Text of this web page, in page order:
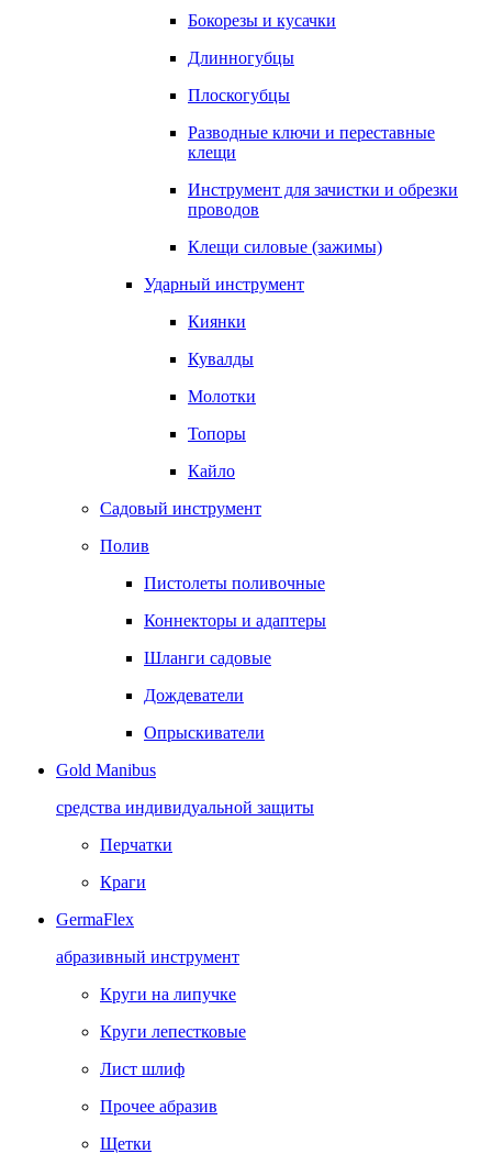
Бокорезы и кусачки
Длинногубцы
Плоскогубцы
Разводные ключи и переставные
клещи
Инструмент для зачистки и обрезки
проводов
Клещи силовые (зажимы)
Ударный инструмент
Киянки
Кувалды
Молотки
Топоры
Кайло
Садовый инструмент
Полив
Пистолеты поливочные
Коннекторы и адаптеры
Шланги садовые
Дождеватели
Опрыскиватели
Gold Manibus
средства индивидуальной защиты
Перчатки
Краги
GermaFlex
абразивный инструмент
Круги на липучке
Круги лепестковые
Лист шлиф
Прочее абразив
Щетки